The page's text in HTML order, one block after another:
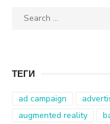
Search
ТЕГИ
ad campaign
augmented reality